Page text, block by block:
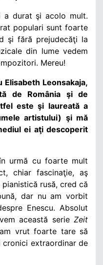
a durat şi acolo mult.
populari sunt foarte
şi fără prejudecăţi la
din lume vedem
Mereu!
Leonsakaja,
de România şi de
este şi laureată a
artistului) şi mă
ei aţi descoperit
urmă cu foarte mult
chiar fascinaţie, aş
rusă, cred că
dar nu am vorbit
Enescu. Absolut
această serie Zeit
vrut foarte tare să
cronici extraordinar de